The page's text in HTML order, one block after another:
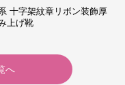
十字架紋章リボン装飾厚
上げ靴
へ